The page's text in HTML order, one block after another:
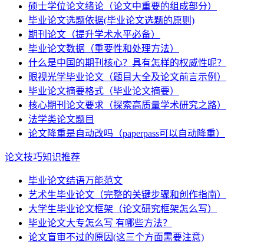
硕士学位论文绪论（论文中重要的组成部分）
毕业论文选题依据(毕业论文选题的原则)
期刊论文（提升学术水平必备）
毕业论文数据（重要性和处理方法）
什么是中国的期刊核心？具有怎样的权威性呢？
眼视光学毕业论文（题目大全及论文前言示例）
毕业论文摘要格式（毕业论文摘要）
核心期刊论文要求（探索高质量学术研究之路）
法学类论文题目
论文降重是自动改吗（paperpass可以自动降重）
论文技巧知识推荐
毕业论文结语万能范文
艺术生毕业论文（完整的关键步骤和创作指南）
大学生毕业论文框架（论文研究框架怎么写）
毕业论文大专怎么写 有哪些方法？
论文盲审不过的原因(这三个方面需要注意)